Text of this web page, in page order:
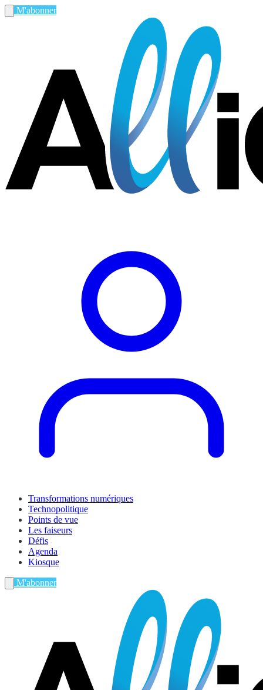
M'abonner
Transformations numériques
Technopolitique
Points de vue
Les faiseurs
Défis
Agenda
Kiosque
M'abonner